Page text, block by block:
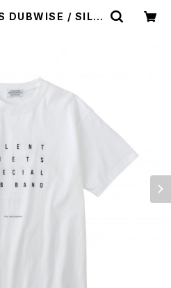
DUBWISE / SILE